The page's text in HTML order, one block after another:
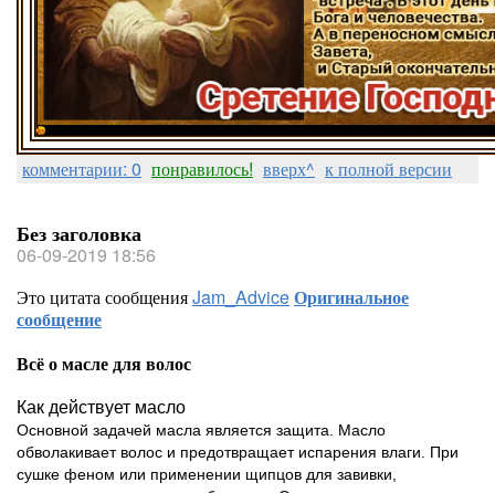
комментарии: 0 понравилось! вверх^ к полной версии
Без заголовка
06-09-2019 18:56
Это цитата сообщенияJam_AdviceОригинальное
сообщение
Всё о масле для волос
Как действует масло
Основной задачей масла является защита. Масло
обволакивает волос и предотвращает испарения влаги. При
сушке феном или применении щипцов для завивки,